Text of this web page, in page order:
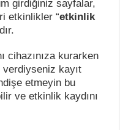
girdiğiniz sayfalar,
etkinlikler “etkinlik
cihazınıza kurarken
kayıt
etmeyin bu
ve etkinlik kaydını